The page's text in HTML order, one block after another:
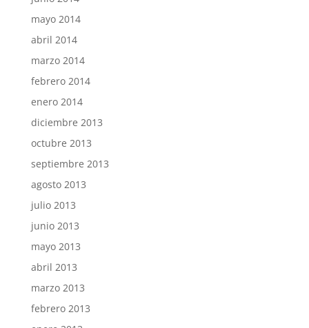
mayo 2014
abril 2014
marzo 2014
febrero 2014
enero 2014
diciembre 2013
octubre 2013
septiembre 2013
agosto 2013
julio 2013
junio 2013
mayo 2013
abril 2013
marzo 2013
febrero 2013